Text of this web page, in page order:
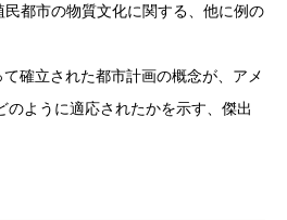
都市の物質文化に関する、他に例の
確立された都市計画の概念が、アメ
のように適応されたかを示す、傑出